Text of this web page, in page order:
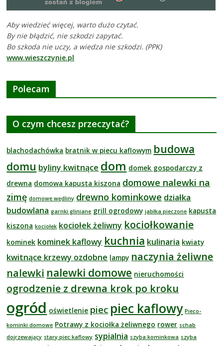
Aby wiedzieć więcej, warto dużo czytać.
By nie błądzić, nie szkodzi zapytać.
Bo szkoda nie uczy, a wiedza nie szkodzi. (PPK)
www.wieszczynie.pl
Polecam
O czym chcesz przeczytać?
blachodachówka bratnik w piecu kaflowym budowa
domu byliny kwitnące dom domek gospodarczy z
drewna domowa kapusta kiszona domowe nalewki na
zimę domowe wędliny drewno kominkowe działka
budowlana garnki gliniane grill ogrodowy jabłka pieczone kapusta
kiszona kociołek kociołek żeliwny kociołkowanie
kominek kominek kaflowy kuchnia kulinaria kwiaty
kwitnące krzewy ozdobne lampy naczynia żeliwne
nalewki nalewki domowe nieruchomości
ogrodzenie z drewna krok po kroku
ogród oświetlenie piec piec kaflowy Pieco-
kominki domowe Potrawy z kociołka żeliwnego rower schab
dojrzewający stary piec kaflowy sypialnia szyba kominkowa szyba